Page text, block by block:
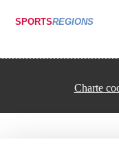
SPORTSREGIONS
Charte